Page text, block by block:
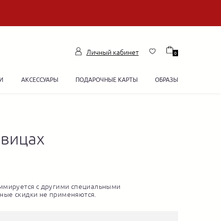
Личный кабинет 0
АКСЕССУАРЫ ПОДАРОЧНЫЕ КАРТЫ ОБРАЗЫ
с другими специальными
скидки не применяются.